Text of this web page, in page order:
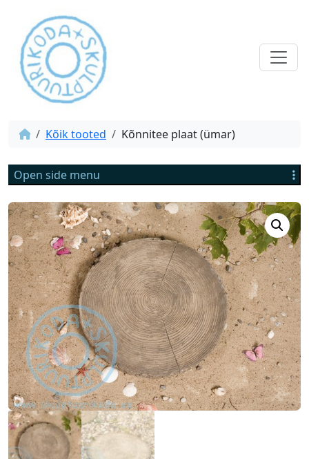
Kõik tooted Kõnnitee plaat (ümar)
Open side menu